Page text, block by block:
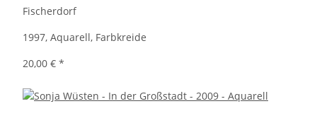
Fischerdorf
1997, Aquarell, Farbkreide
20,00 € *